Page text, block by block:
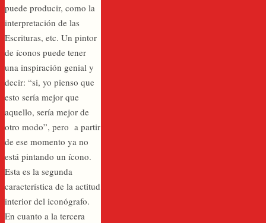
puede producir, como la
interpretación de las
Escrituras, etc. Un pintor
de íconos puede tener
una inspiración genial y
decir: “si, yo pienso que
esto sería mejor que
aquello, sería mejor de
otro modo”, pero a partir
de ese momento ya no
está pintando un ícono.
Esta es la segunda
característica de la actitud
interior del iconógrafo.
En cuanto a la tercera